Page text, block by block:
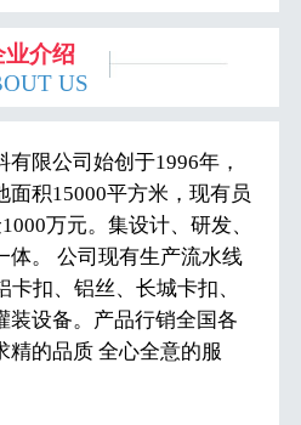
业介绍
US
限公司始创于1996年，
面积15000平方米，现有员
万元。集设计、研发、
体。 公司现有生产流水线
扣、铝丝、长城卡扣、
装设备。产品行销全国各
精的品质 全心全意的服